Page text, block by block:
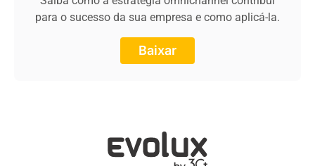
para o sucesso da sua empresa e como aplicá-la.
Baixar